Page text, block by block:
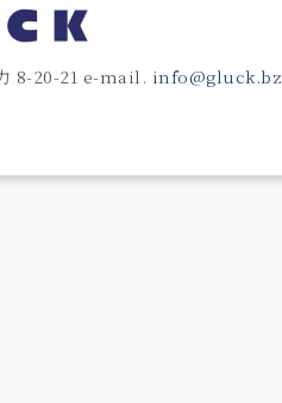
8-20-21 e-mail. info@gluck.bz